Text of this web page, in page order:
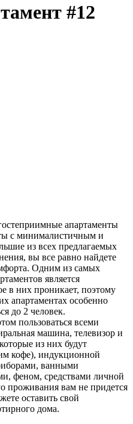
#12
апартаменты
с минималистичным и
из всех предлагаемых
вы все равно найдете
Одним из самых
является
в них проникает, поэтому
апартаментах особенно
до 2 человек.
пользоваться всеми
машина, телевизор и
из них будут
кофе), индукционной
ванными
феном, средствами личной
проживания вам не придется
оставить свой
дома.